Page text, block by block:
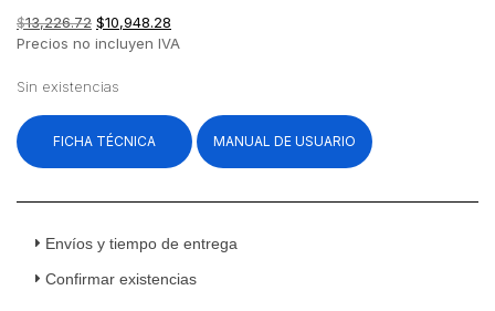
$13,226.72 El
precio
era:
$10,948.28
precio
Precios no incluyen IVA
Sin existencias
FICHA TÉCNICA MANUAL DE USUARIO
Envíos y tiempo de entrega
Confirmar existencias